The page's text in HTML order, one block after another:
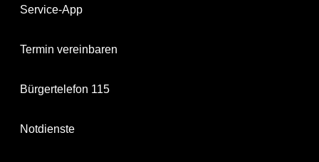
Service-App
Termin vereinbaren
Bürgertelefon 115
Notdienste